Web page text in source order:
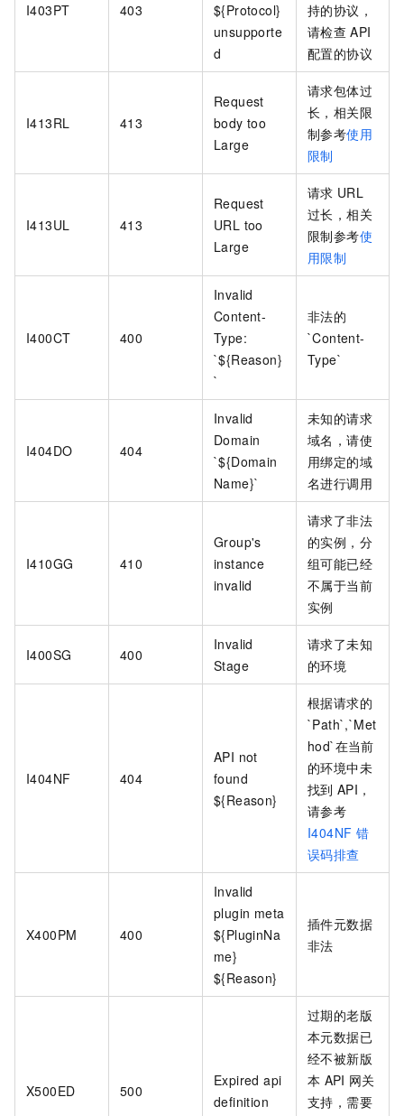
I403PT 403
${Protocol}
unsupporte
d
持的协议，
请检查 API
配置的协议
I413RL 413
Request
body too
Large
请求包体过
长，相关限
制参考使用
限制
I413UL 413
Request
URL too
Large
请求 URL
过长，相关
限制参考使
用限制
I400CT 400
Invalid
Content-
Type:
`${Reason}
`
非法的
`Content-
Type`
I404DO 404
Invalid
Domain
`${Domain
Name}`
未知的请求
域名，请使
用绑定的域
名进行调用
I410GG 410
Group's
instance
invalid
请求了非法
的实例，分
组可能已经
不属于当前
实例
I400SG 400
Invalid
Stage
请求了未知
的环境
I404NF 404
API not
found
${Reason}
根据请求的
`Path`,`Met
hod`在当前
的环境中未
找到 API，
请参考
I404NF 错
误码排查
X400PM 400
Invalid
plugin meta
${PluginNa
me}
${Reason}
插件元数据
非法
X500ED 500
Expired api
definition
过期的老版
本元数据已
经不被新版
本 API 网关
支持，需要